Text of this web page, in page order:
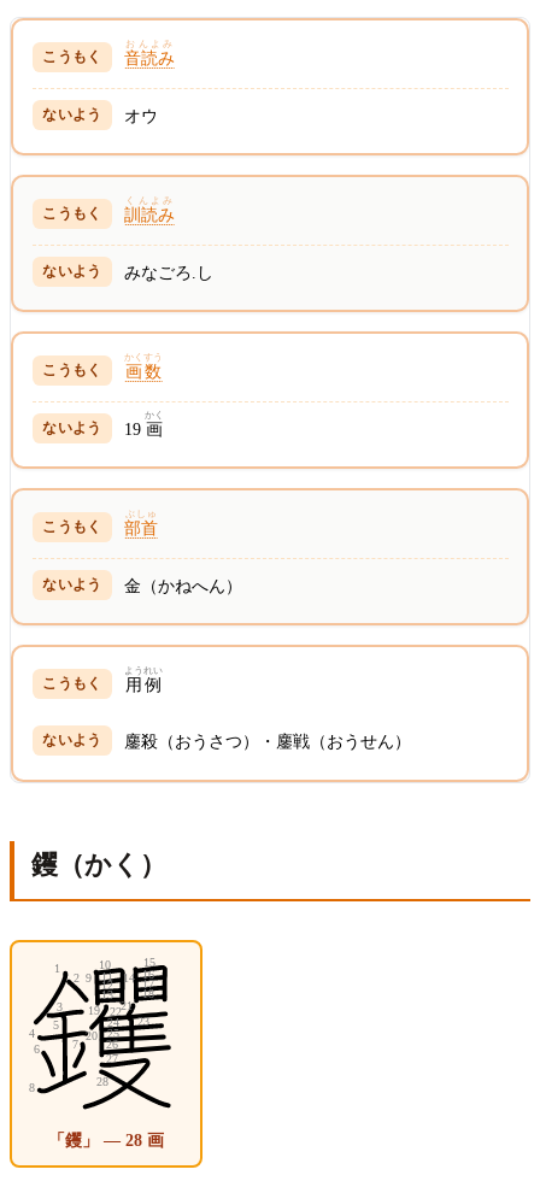
音読み
おんよみ
オウ
訓読み
くんよみ
みなごろ.し
画数
かくすう
19 画
かく
部首
ぶしゅ
金（かねへん）
用例
ようれい
鏖殺（おうさつ）・鏖戦（おうせん）
钁（かく）
「钁」 — 28 画